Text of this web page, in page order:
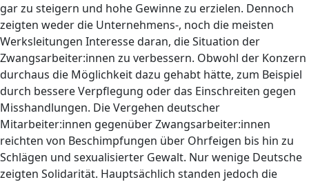
gar zu steigern und hohe Gewinne zu erzielen. Dennoch
zeigten weder die Unternehmens-, noch die meisten
Werksleitungen Interesse daran, die Situation der
Zwangsarbeiter:innen zu verbessern. Obwohl der Konzern
durchaus die Möglichkeit dazu gehabt hätte, zum Beispiel
durch bessere Verpflegung oder das Einschreiten gegen
Misshandlungen. Die Vergehen deutscher
Mitarbeiter:innen gegenüber Zwangsarbeiter:innen
reichten von Beschimpfungen über Ohrfeigen bis hin zu
Schlägen und sexualisierter Gewalt. Nur wenige Deutsche
zeigten Solidarität. Hauptsächlich standen jedoch die